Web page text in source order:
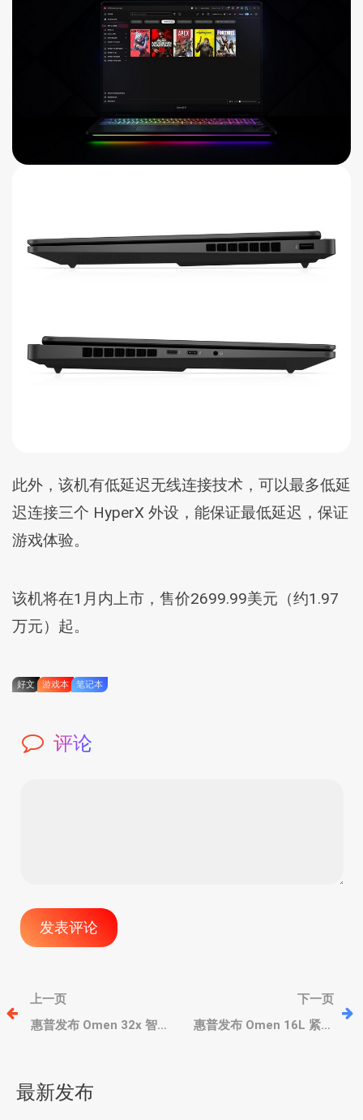
此外，该机有低延迟无线连接技术，可以最多低延
迟连接三个 HyperX 外设，能保证最低延迟，保证
游戏体验。
该机将在1月内上市，售价2699.99美元（约1.97
万元）起。
好文 游戏本 笔记本
评论
文
章
航
上一页
惠普发布 Omen 32x 智能
下一页
惠普发布 Omen 16L 紧凑
最新发布